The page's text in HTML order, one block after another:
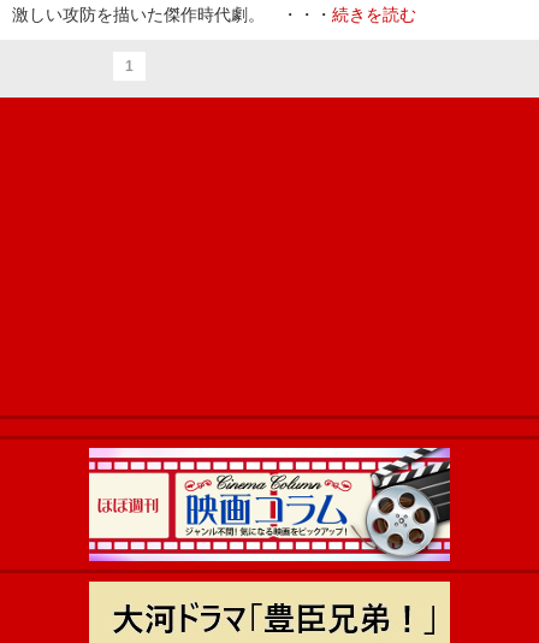
激しい攻防を描いた傑作時代劇。 ・・・ 続きを読む
1